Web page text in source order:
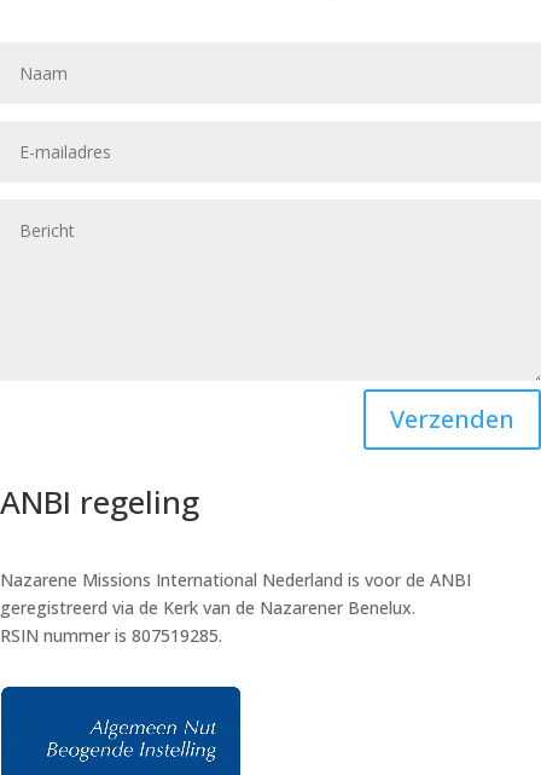
Verzenden
ANBI regeling
Nazarene Missions International Nederland is voor de ANBI
geregistreerd via de Kerk van de Nazarener Benelux.
RSIN nummer is 807519285.